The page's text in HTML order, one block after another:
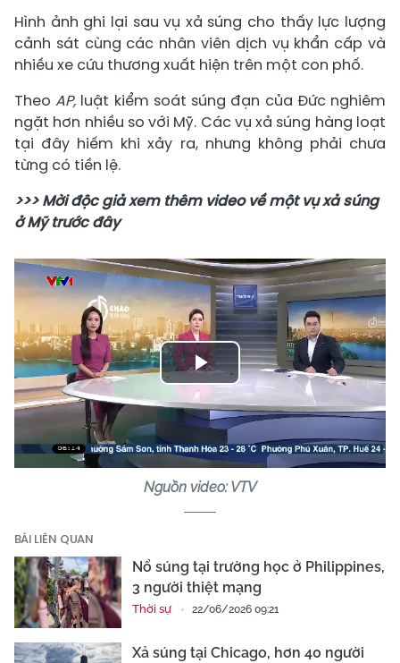
Hình ảnh ghi lại sau vụ xả súng cho thấy lực lượng
cảnh sát cùng các nhân viên dịch vụ khẩn cấp và
nhiều xe cứu thương xuất hiện trên một con phố.
Theo AP, luật kiểm soát súng đạn của Đức nghiêm
ngặt hơn nhiều so với Mỹ. Các vụ xả súng hàng loạt
tại đây hiếm khi xảy ra, nhưng không phải chưa
từng có tiền lệ.
>>> Mời độc giả xem thêm video về một vụ xả súng
ở Mỹ trước đây
Play
Video
Nguồn video: VTV
BÀI LIÊN QUAN
Nổ súng tại trường học ở Philippines,
3 người thiệt mạng
Thời sự 22/06/2026 09:21
Xả súng tại Chicago, hơn 40 người